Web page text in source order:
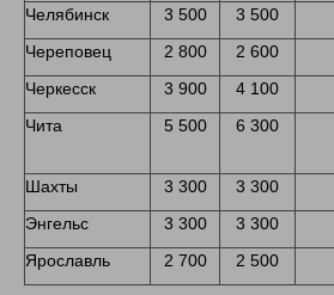
Челябинск
3 500 3 500
Череповец
2 800 2 600
Черкесск
3 900 4 100
Чита
5 500 6 300
Шахты 3 300 3 300
Энгельс
3 300 3 300
Ярославль
2 700 2 500